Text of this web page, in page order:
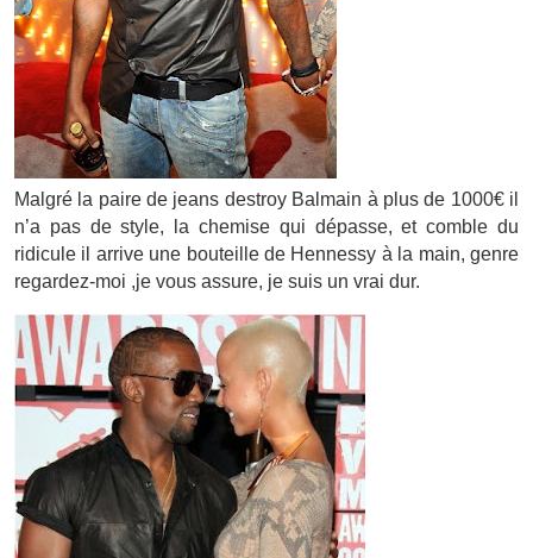
Malgré la paire de jeans destroy Balmain à plus de 1000€ il
n’a pas de style, la chemise qui dépasse, et comble du
ridicule il arrive une bouteille de Hennessy à la main, genre
regardez-moi ,je vous assure, je suis un vrai dur.